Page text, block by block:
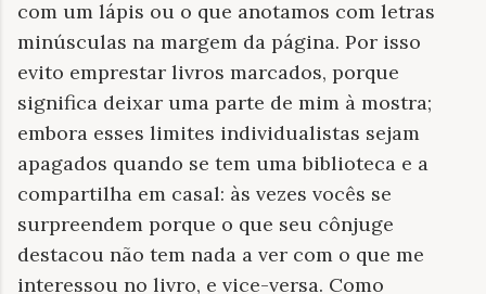
com um lápis ou o que anotamos com letras
minúsculas na margem da página. Por isso
evito emprestar livros marcados, porque
significa deixar uma parte de mim à mostra;
embora esses limites individualistas sejam
apagados quando se tem uma biblioteca e a
compartilha em casal: às vezes vocês se
surpreendem porque o que seu cônjuge
destacou não tem nada a ver com o que me
interessou no livro, e vice-versa. Como